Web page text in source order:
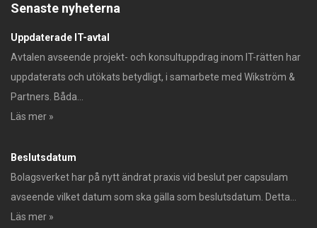
Senaste nyheterna
Uppdaterade IT-avtal
Avtalen avseende projekt- och konsultuppdrag inom IT-rätten har
uppdaterats och utökats betydligt, i samarbete med Wikström &
Partners. Båda...
Läs mer »
Beslutsdatum
Bolagsverket har på nytt ändrat praxis vid beslut per capsulam
avseende vilket datum som ska gälla som beslutsdatum. Detta...
Läs mer »